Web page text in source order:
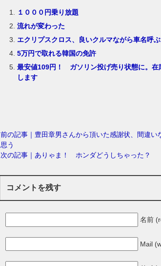
１０００円乗り放題
流れが変わった
エクリプスクロス、良いクルマながら車名呼
5万円で取れる韓国の免許
最安値109円！ ガソリン投げ売り状態に。在
します
前の記事｜豊田章男さんから頂いた感謝状、間違い
思う
次の記事｜ありゃま！ ホンダどうしちゃった？
コメントを残す
名前
Mail